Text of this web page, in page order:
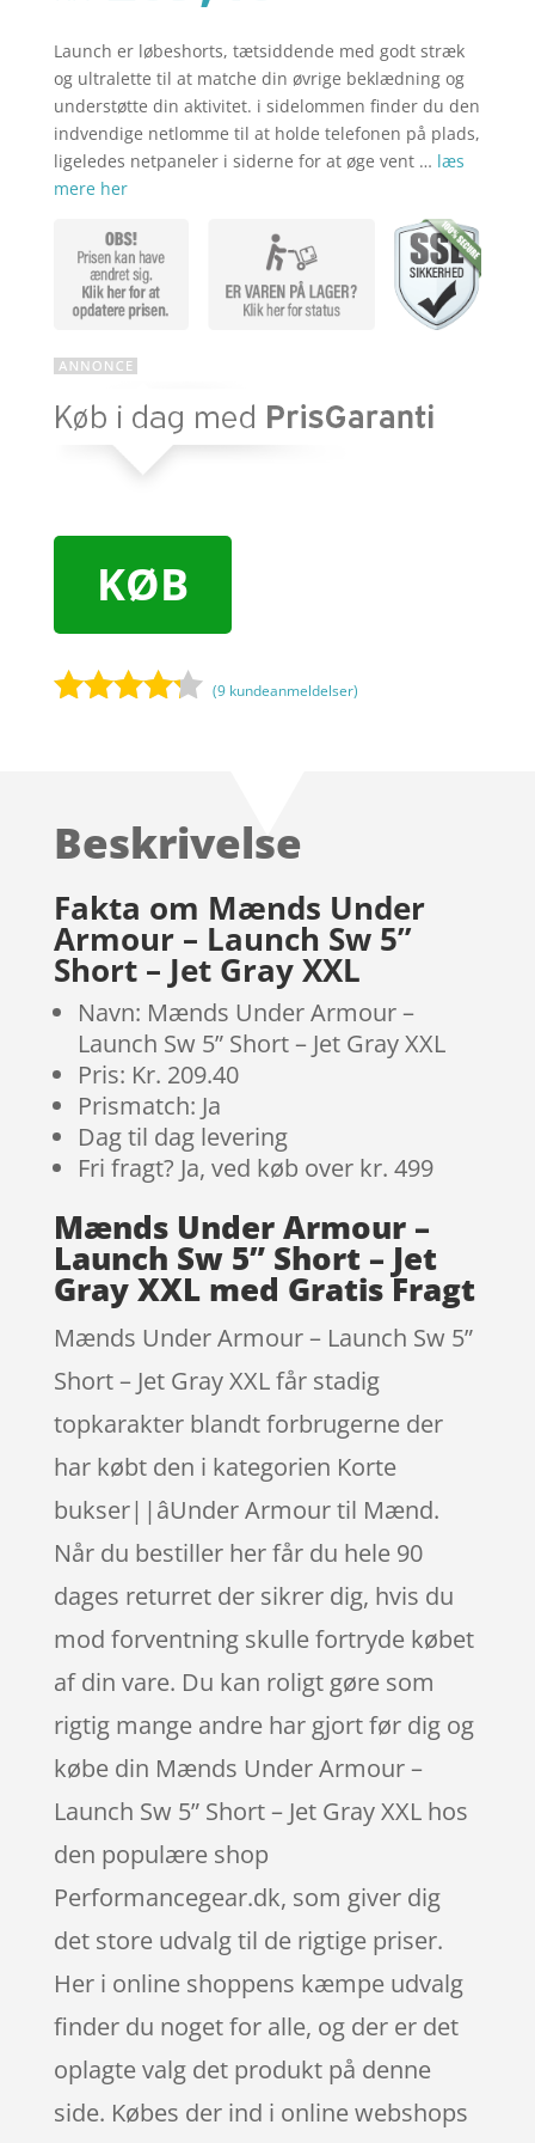
var:
kr.
pris
er:
kr.
Launch er løbeshorts, tætsiddende med godt stræk
og ultralette til at matche din øvrige beklædning og
understøtte din aktivitet. i sidelommen finder du den
indvendige netlomme til at holde telefonen på plads,
ligeledes netpaneler i siderne for at øge vent … læs
mere her
KØB
på
mmelser
(9 kundeanmeldelser)
Beskrivelse
Fakta om Mænds Under
Armour – Launch Sw 5”
Short – Jet Gray XXL
Navn: Mænds Under Armour –
Launch Sw 5” Short – Jet Gray XXL
Pris: Kr. 209.40
Prismatch: Ja
Dag til dag levering
Fri fragt? Ja, ved køb over kr. 499
Mænds Under Armour –
Launch Sw 5” Short – Jet
Gray XXL med Gratis Fragt
Mænds Under Armour – Launch Sw 5”
Short – Jet Gray XXL får stadig
topkarakter blandt forbrugerne der
har købt den i kategorien Korte
bukser||âUnder Armour til Mænd.
Når du bestiller her får du hele 90
dages returret der sikrer dig, hvis du
mod forventning skulle fortryde købet
af din vare. Du kan roligt gøre som
rigtig mange andre har gjort før dig og
købe din Mænds Under Armour –
Launch Sw 5” Short – Jet Gray XXL hos
den populære shop
Performancegear.dk, som giver dig
det store udvalg til de rigtige priser.
Her i online shoppens kæmpe udvalg
finder du noget for alle, og der er det
oplagte valg det produkt på denne
side. Købes der ind i online webshops